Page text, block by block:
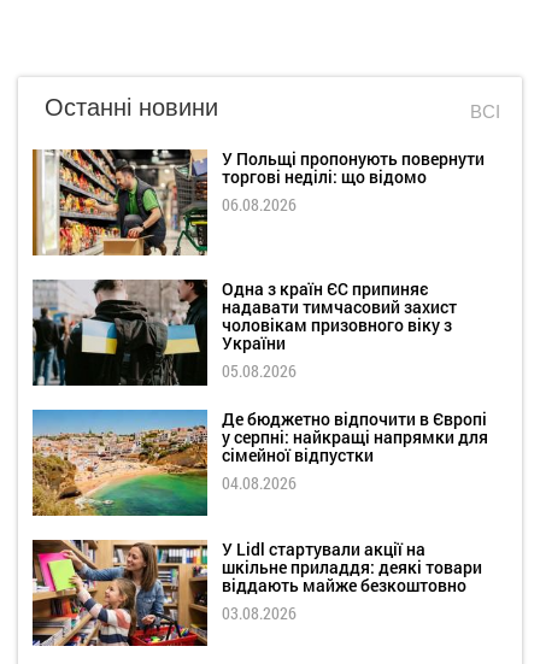
Останні новини ВСІ
У Польщі пропонують повернути
торгові неділі: що відомо
06.08.2026
Одна з країн ЄС припиняє
надавати тимчасовий захист
чоловікам призовного віку з
України
05.08.2026
Де бюджетно відпочити в Європі
у серпні: найкращі напрямки для
сімейної відпустки
04.08.2026
У Lidl стартували акції на
шкільне приладдя: деякі товари
віддають майже безкоштовно
03.08.2026